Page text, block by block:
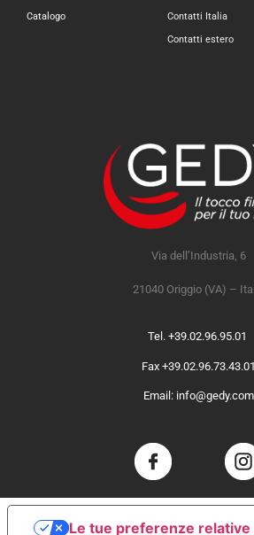
Catalogo
Contatti Italia
Contatti estero
Via dell’Industria, 6
21040 Origgio (VA) –
Tel. +39.02.96.95.01
Fax +39.02.96.73.43.01
Email: info@gedy.com
Le tue preferenze relative